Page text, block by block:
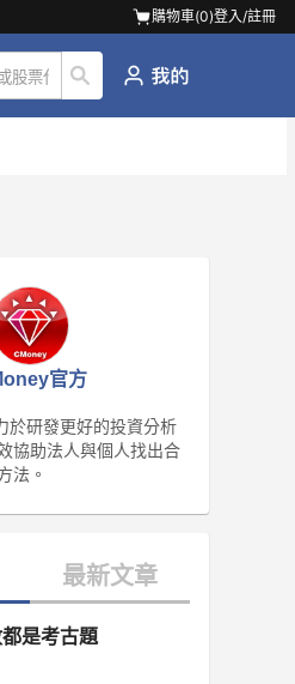
購物車(0)登入/註冊
官方
於研發更好的投資分析
協助法人與個人找出合
法。
是考古題